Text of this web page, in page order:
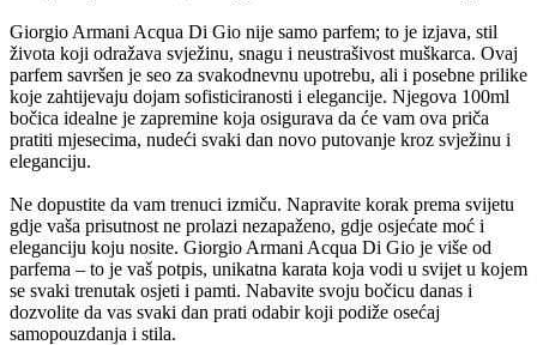
Giorgio Armani Acqua Di Gio nije samo parfem; to je izjava, stil
života koji odražava svježinu, snagu i neustrašivost muškarca. Ovaj
parfem savršen je seo za svakodnevnu upotrebu, ali i posebne prilike
koje zahtijevaju dojam sofisticiranosti i elegancije. Njegova 100ml
bočica idealne je zapremine koja osigurava da će vam ova priča
pratiti mjesecima, nudeći svaki dan novo putovanje kroz svježinu i
eleganciju.
Ne dopustite da vam trenuci izmiču. Napravite korak prema svijetu
gdje vaša prisutnost ne prolazi nezapaženo, gdje osjećate moć i
eleganciju koju nosite. Giorgio Armani Acqua Di Gio je više od
parfema – to je vaš potpis, unikatna karata koja vodi u svijet u kojem
se svaki trenutak osjeti i pamti. Nabavite svoju bočicu danas i
dozvolite da vas svaki dan prati odabir koji podiže osećaj
samopouzdanja i stila.